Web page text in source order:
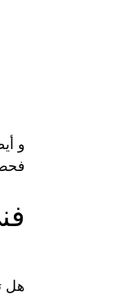
و
هل